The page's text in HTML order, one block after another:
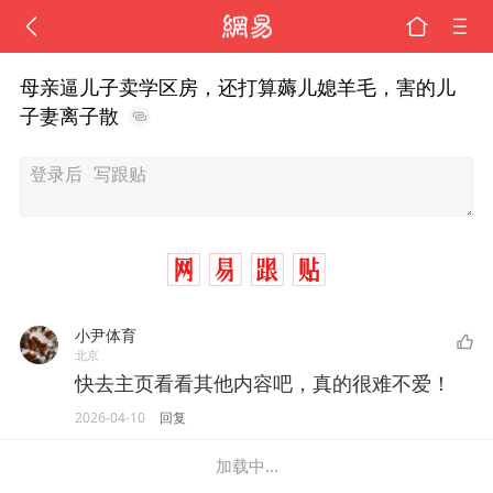
母亲逼儿子卖学区房，还打算薅儿媳羊毛，害的儿
子妻离子散
小尹体育
北京
快去主页看看其他内容吧，真的很难不爱！
2026-04-10 回复
加载中...